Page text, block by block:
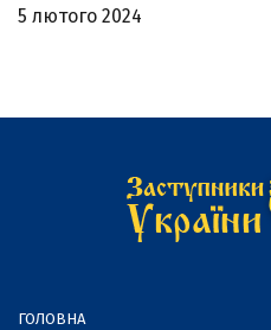
5 лютого 2024
ГОЛОВНА